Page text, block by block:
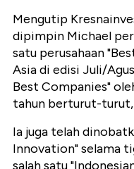
Mengutip
dipimpin Michael
satu perusahaan
Asia di edisi Juli/
Best Companies"
tahun berturut-turut,
Ia juga telah
Innovation" selama
salah satu